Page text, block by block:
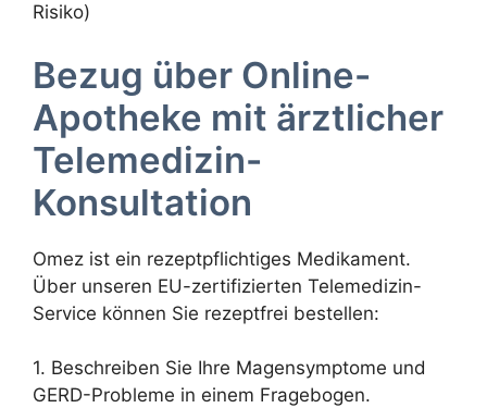
Risiko)
Bezug über Online-
Apotheke mit ärztlicher
Telemedizin-
Konsultation
Omez ist ein rezeptpflichtiges Medikament.
Über unseren EU-zertifizierten Telemedizin-
Service können Sie rezeptfrei bestellen:
1. Beschreiben Sie Ihre Magensymptome und
GERD-Probleme in einem Fragebogen.